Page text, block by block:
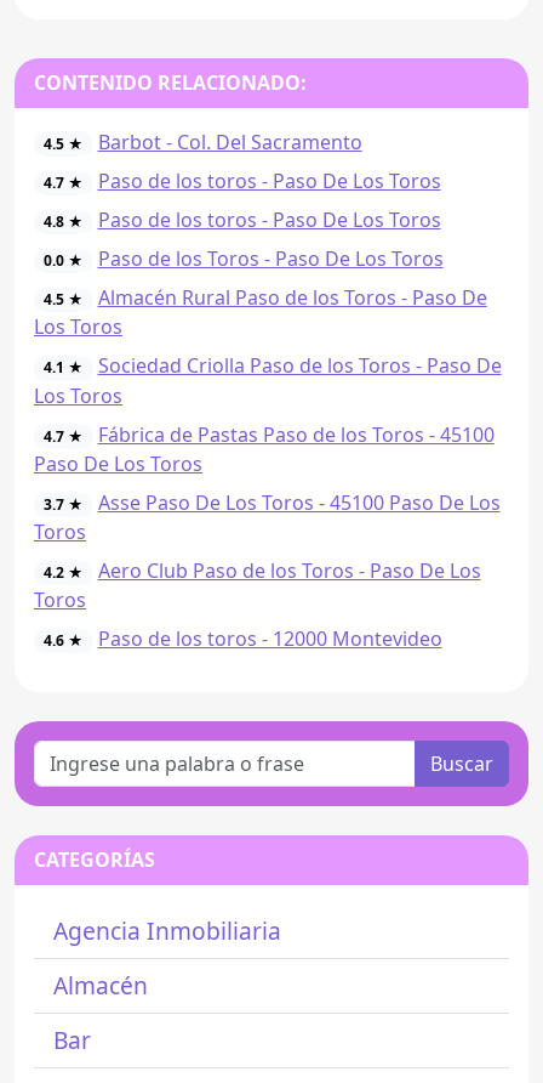
CONTENIDO RELACIONADO:
4.5 ★ Barbot - Col. Del Sacramento
4.7 ★ Paso de los toros - Paso De Los Toros
4.8 ★ Paso de los toros - Paso De Los Toros
0.0 ★ Paso de los Toros - Paso De Los Toros
4.5 ★
Almacén Rural Paso de los Toros - Paso De
Los Toros
4.1 ★
Sociedad Criolla Paso de los Toros - Paso De
Los Toros
4.7 ★
Fábrica de Pastas Paso de los Toros - 45100
Paso De Los Toros
3.7 ★
Asse Paso De Los Toros - 45100 Paso De Los
Toros
4.2 ★
Aero Club Paso de los Toros - Paso De Los
Toros
4.6 ★ Paso de los toros - 12000 Montevideo
Buscar
CATEGORÍAS
Agencia Inmobiliaria
Almacén
Bar